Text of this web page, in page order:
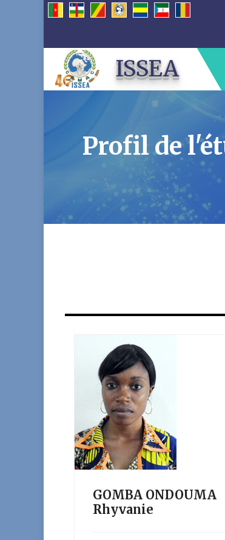
ISSEA
Profil de
GOMBA ONDOUMA
Rhyvanie